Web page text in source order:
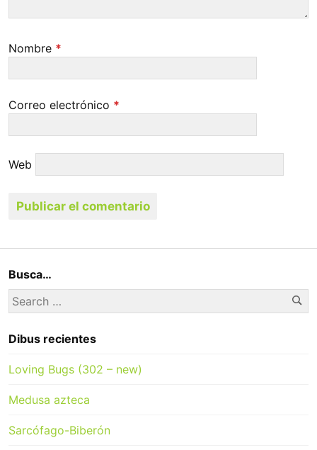
Nombre *
Correo electrónico *
Web
Busca…
Search
for:
Dibus recientes
Loving Bugs (302 – new)
Medusa azteca
Sarcófago-Biberón